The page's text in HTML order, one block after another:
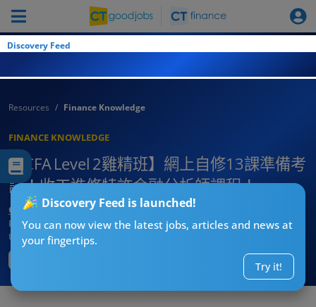
Discovery Feed
Discovery Feed is launched!
You can now view the latest jobs, articles and news at
your fingertips.
Try it!
Resources Finance Knowledge
FINANCE KNOWLEDGE
【CFA Level 2雞精班】網上自修13課準備考
試！收工進修特許金融分析師課程！
CT進修導師阿J
Published: 2026-08-06
Updated:2026-08-06 14:55